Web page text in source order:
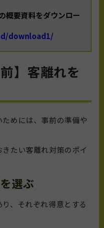
概要資料をダウンロー
download1/
】客離れを
めには、事前の準備や
たい客離れ対策のポイ
選ぶ
、それぞれ得意とする